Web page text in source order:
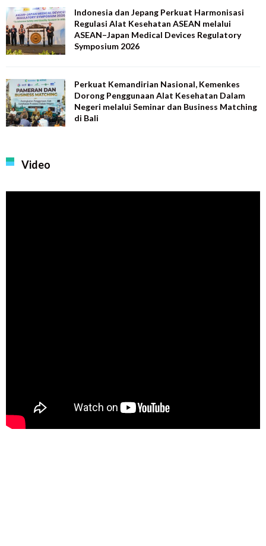
Indonesia dan Jepang Perkuat Harmonisasi
Regulasi Alat Kesehatan ASEAN melalui
ASEAN–Japan Medical Devices Regulatory
Symposium 2026
Perkuat Kemandirian Nasional, Kemenkes
Dorong Penggunaan Alat Kesehatan Dalam
Negeri melalui Seminar dan Business Matching
di Bali
Video